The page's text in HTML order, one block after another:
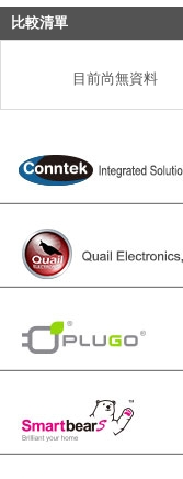
比較清單
目前尚無資料